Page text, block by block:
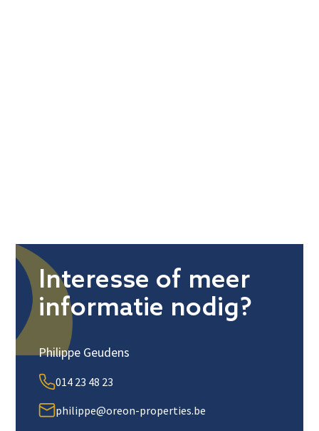
Interesse of meer
informatie nodig?
Philippe Geudens
014 23 48 23
philippe@oreon-properties.be